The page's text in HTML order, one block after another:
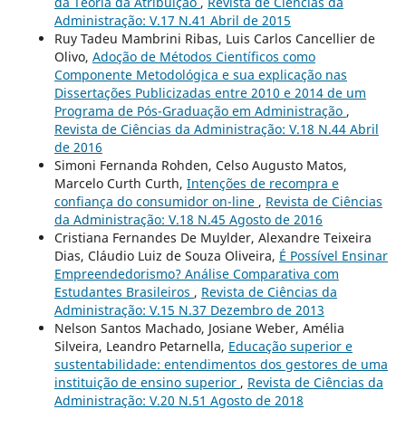
Administração: V.17 N.41 Abril de 2015
Ruy Tadeu Mambrini Ribas, Luis Carlos Cancellier de
Olivo, Adoção de Métodos Científicos como
Componente Metodológica e sua explicação nas
Dissertações Publicizadas entre 2010 e 2014 de um
Programa de Pós-Graduação em Administração ,
Revista de Ciências da Administração: V.18 N.44 Abril
de 2016
Simoni Fernanda Rohden, Celso Augusto Matos,
Marcelo Curth Curth, Intenções de recompra e
confiança do consumidor on-line , Revista de Ciências
da Administração: V.18 N.45 Agosto de 2016
Cristiana Fernandes De Muylder, Alexandre Teixeira
Dias, Cláudio Luiz de Souza Oliveira, É Possível Ensinar
Empreendedorismo? Análise Comparativa com
Estudantes Brasileiros , Revista de Ciências da
Administração: V.15 N.37 Dezembro de 2013
Nelson Santos Machado, Josiane Weber, Amélia
Silveira, Leandro Petarnella, Educação superior e
sustentabilidade: entendimentos dos gestores de uma
instituição de ensino superior , Revista de Ciências da
Administração: V.20 N.51 Agosto de 2018